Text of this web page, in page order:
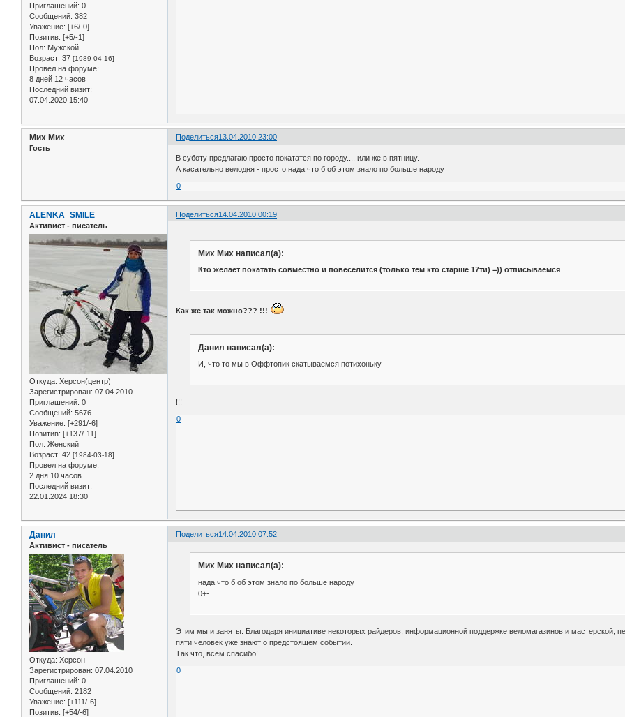
Приглашений: 0
Сообщений: 382
Уважение: [+6/-0]
Позитив: [+5/-1]
Пол: Мужской
Возраст: 37 [1989-04-16]
Провел на форуме:
8 дней 12 часов
Последний визит:
07.04.2020 15:40
Поделиться13.04.2010 23:00
Мих Мих
Гость
В суботу предлагаю просто покататся по городу.... или же в пятницу.
А касательно велодня - просто нада что б об этом знало по больше народу
0
Поделиться14.04.2010 00:19
ALENKA_SMILE
Активист - писатель
Откуда: Херсон(центр)
Зарегистрирован: 07.04.2010
Приглашений: 0
Сообщений: 5676
Уважение: [+291/-6]
Позитив: [+137/-11]
Пол: Женский
Возраст: 42 [1984-03-18]
Провел на форуме:
2 дня 10 часов
Последний визит:
22.01.2024 18:30
Мих Мих написал(а):
Кто желает покатать совместно и повеселится (только тем кто старше 17ти) =)) отписываемся
Как же так можно??? !!!
Данил написал(а):
И, что то мы в Оффтопик скатываемся потихоньку
!!!
0
Поделиться14.04.2010 07:52
Данил
Активист - писатель
Откуда: Херсон
Зарегистрирован: 07.04.2010
Приглашений: 0
Сообщений: 2182
Уважение: [+111/-6]
Позитив: [+54/-6]
Мих Мих написал(а):
нада что б об этом знало по больше народу
0+-
Этим мы и заняты. Благодаря инициативе некоторых райдеров, информационной поддержке веломагазинов и мастерской,
пяти человек уже знают о предстоящем событии.
Так что, всем спасибо!
0